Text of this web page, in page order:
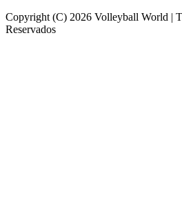
Copyright (C) 2026 Volleyball World |
Reservados